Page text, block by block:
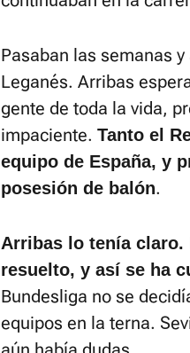
Pasaban las semanas
Leganés. Arribas
gente de toda la vida,
impaciente. Tanto el
equipo de España, y
posesión de balón.
Arribas lo tenía claro.
resuelto, y así se ha
Bundesliga no se
equipos en la terna.